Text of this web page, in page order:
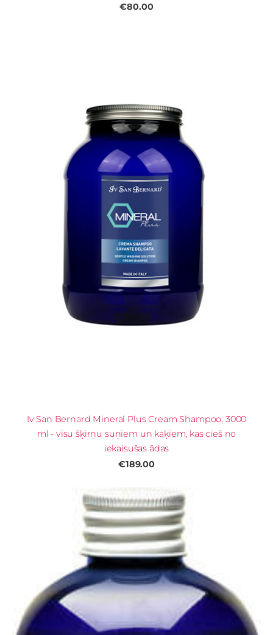
€80.00
Iv San Bernard Mineral Plus Cream Shampoo, 3000
ml - visu šķirņu suņiem un kaķiem, kas cieš no
iekaisušas ādas
€189.00